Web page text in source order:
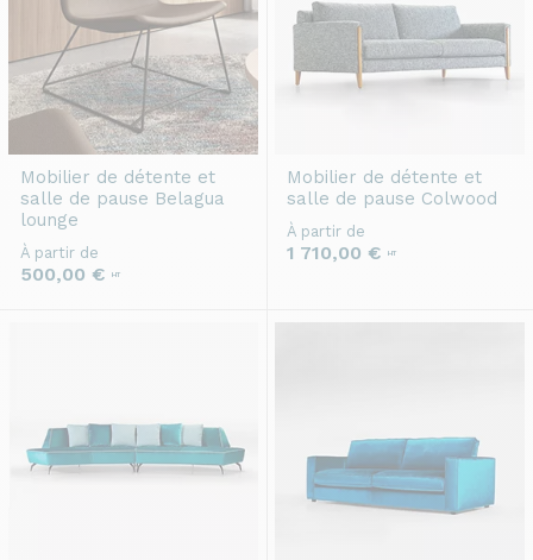
Mobilier de détente et
salle de pause Belagua
lounge
À partir de
500,00 € HT
Mobilier de détente et
salle de pause Colwood
À partir de
1 710,00 € HT